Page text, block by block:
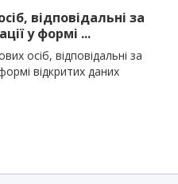
відповідальні за
у формі ...
осіб, відповідальні за
відкритих даних